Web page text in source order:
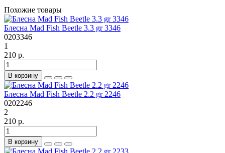
Похожие товары
Блесна Mad Fish Beetle 3.3 gr 3346
0203346
1
210 р.
В корзину
Блесна Mad Fish Beetle 2.2 gr 2246
0202246
2
210 р.
В корзину